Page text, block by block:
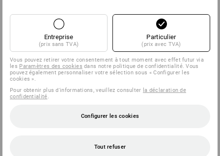
Entreprise
(prix sans TVA)
Particulier
(prix avec TVA)
Vous pouvez retirer votre consentement à tout moment avec effet futur via
les Paramètres des cookies dans notre politique de confidentialité. Vous
pouvez également personnaliser votre sélection sous « Configurer les
cookies ».
Pour obtenir plus d'informations, veuillez consulter la déclaration de
confidentialité
Configurer les cookies
Tout refuser